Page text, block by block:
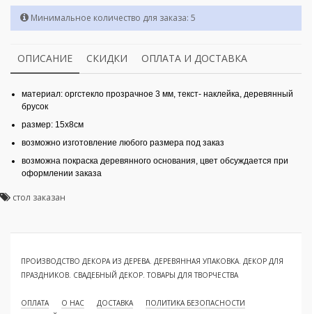
Минимальное количество для заказа: 5
ОПИСАНИЕ СКИДКИ ОПЛАТА И ДОСТАВКА
материал: оргстекло прозрачное 3 мм, текст- наклейка, деревянный
брусок
размер: 15x8см
возможно изготовление любого размера под заказ
возможна покраска деревянного основания, цвет обсуждается при
оформлении заказа
стол заказан
ПРОИЗВОДСТВО ДЕКОРА ИЗ ДЕРЕВА. ДЕРЕВЯННАЯ УПАКОВКА. ДЕКОР ДЛЯ
ПРАЗДНИКОВ. СВАДЕБНЫЙ ДЕКОР. ТОВАРЫ ДЛЯ ТВОРЧЕСТВА
ОПЛАТА О НАС ДОСТАВКА
ПОЛИТИКА БЕЗОПАСНОСТИ